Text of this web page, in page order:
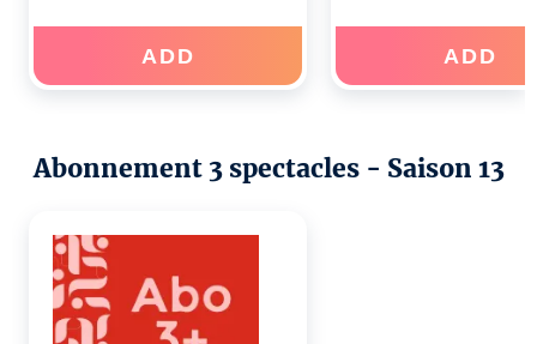
ADD ADD
Abonnement 3 spectacles - Saison 13